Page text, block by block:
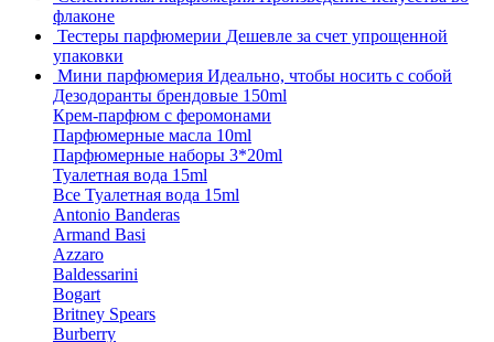
флаконе
Тестеры парфюмерии Дешевле за счет упрощенной
упаковки
Мини парфюмерия Идеально, чтобы носить с собой
Дезодоранты брендовые 150ml
Крем-парфюм с феромонами
Парфюмерные масла 10ml
Парфюмерные наборы 3*20ml
Туалетная вода 15ml
Все Туалетная вода 15ml
Antonio Banderas
Armand Basi
Azzaro
Baldessarini
Bogart
Britney Spears
Burberry